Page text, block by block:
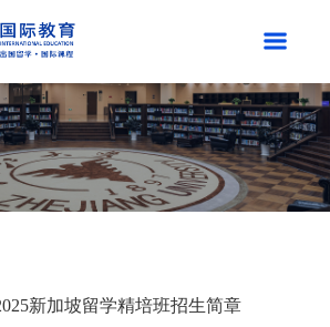
新加坡留学精培班招生简章